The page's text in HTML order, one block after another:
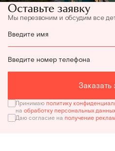
Оставьте заявку
Мы перезвоним и обсудим все
Введите имя
Введите номер телефона
Заказать
Принимаю политику
на обработку персональных данных
Даю согласие на получение